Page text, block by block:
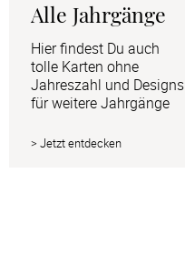
Alle Jahrgänge
Hier findest Du auch
tolle Karten ohne
Jahreszahl und Designs
für weitere Jahrgänge
> Jetzt entdecken